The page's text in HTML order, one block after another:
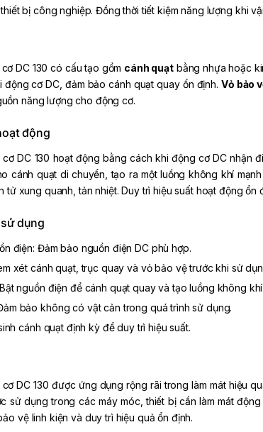
bị công nghiệp. Đồng thời tiết kiệm năng lượng khi
DC 130 có cấu tạo gồm cánh quạtbằng nhựa hoặc
động cơ DC, đảm bảo cánh quạt quay ổn định. Vỏ bảo
năng lượng cho động cơ.
động
DC 130 hoạt động bằng cách khi động cơ DC nhận
cánh quạt di chuyển, tạo ra một luồng không khí
tử xung quanh, tản nhiệt. Duy trì hiệu suất hoạt động ổn
dụng
điện: Đảm bảo nguồn điện DC phù hợp.
xét cánh quạt, trục quay và vỏ bảo vệ trước khi sử
nguồn điện để cánh quạt quay và tạo luồng không khí.
bảo không có vật cản trong quá trình sử dụng.
cánh quạt định kỳ để duy trì hiệu suất.
DC 130 được ứng dụng rộng rãi trong làm mát hiệu
sử dụng trong các máy móc, thiết bị cần làm mát
vệ linh kiện và duy trì hiệu quả ổn định.
trang sản phẩm
thích